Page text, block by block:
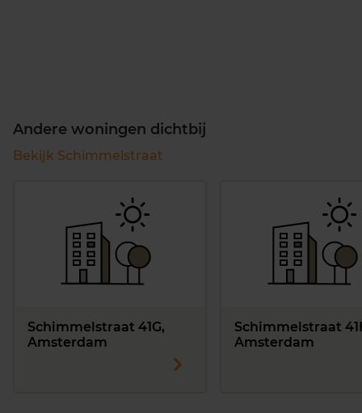
Andere woningen dichtbij
Bekijk Schimmelstraat
Schimmelstraat 41G,
Amsterdam
Schimmelstraat
Amsterdam